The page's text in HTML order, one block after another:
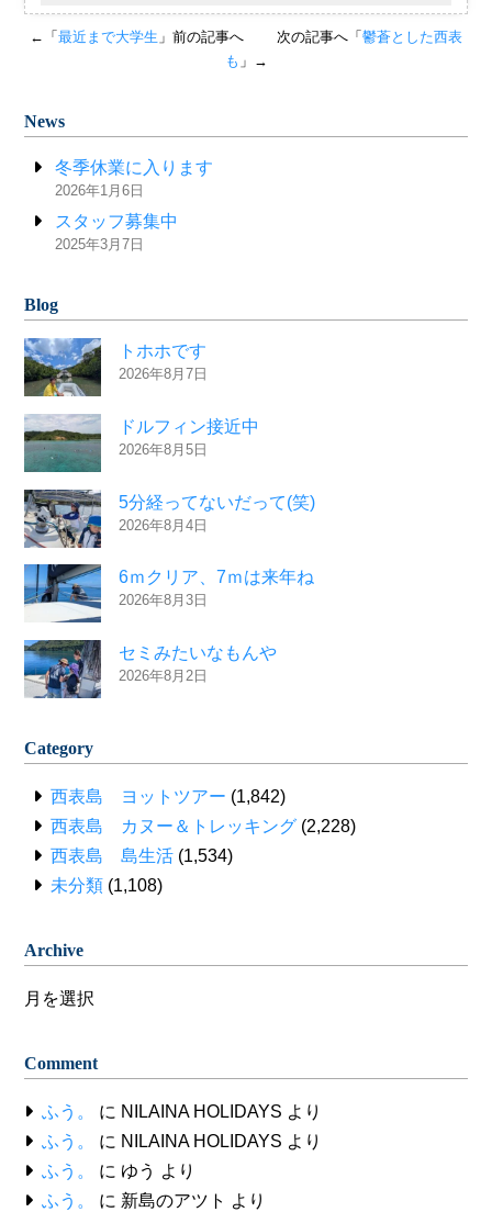
←「最近まで大学生 」前の記事へ 次の記事へ「鬱蒼とした西表
も 」→
News
冬季休業に入ります
2026年1月6日
スタッフ募集中
2025年3月7日
Blog
トホホです
2026年8月7日
ドルフィン接近中
2026年8月5日
5分経ってないだって(笑)
2026年8月4日
6ｍクリア、7ｍは来年ね
2026年8月3日
セミみたいなもんや
2026年8月2日
Category
西表島 ヨットツアー (1,842)
西表島 カヌー＆トレッキング (2,228)
西表島 島生活 (1,534)
未分類 (1,108)
Archive
Archive
Comment
ふう。 に NILAINA HOLIDAYS より
ふう。
に NILAINA HOLIDAYS より
ふう。
に ゆう より
ふう。
に 新島のアツト より